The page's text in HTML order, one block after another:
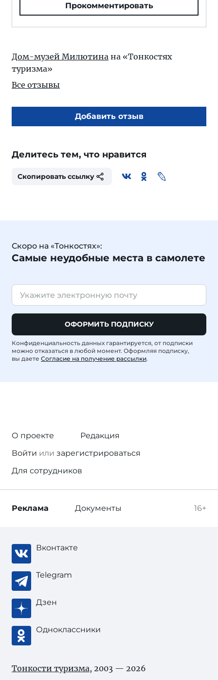
Прокомментировать
Дом-музей Милютина на «Тонкостях
туризма»
Все отзывы
Добавить отзыв
Делитесь тем, что нравится
Скопировать ссылку
Скоро на «Тонкостях»:
Самые неудобные места в самолете
ОФОРМИТЬ ПОДПИСКУ
Конфиденциальность данных гарантируется, от подписки
можно отказаться в любой момент. Оформляя подписку,
вы даете Согласие на получение рассылки.
О проекте
Редакция
Войти или зарегистрироваться
Для сотрудников
16+
Реклама Документы
Вконтакте
Telegram
Дзен
Одноклассники
Тонкости туризма, 2003 — 2026